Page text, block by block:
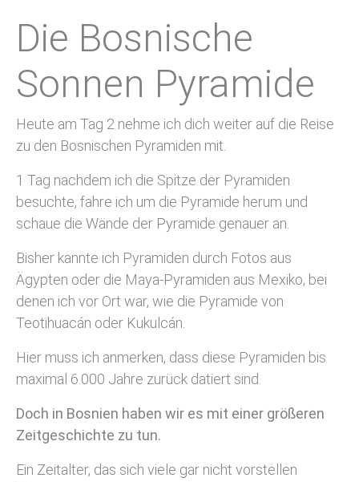
Die Bosnische
Sonnen Pyramide
Heute am Tag 2 nehme ich dich weiter auf die Reise
zu den Bosnischen Pyramiden mit.
1 Tag nachdem ich die Spitze der Pyramiden
besuchte, fahre ich um die Pyramide herum und
schaue die Wände der Pyramide genauer an.
Bisher kannte ich Pyramiden durch Fotos aus
Ägypten oder die Maya-Pyramiden aus Mexiko, bei
denen ich vor Ort war, wie die Pyramide von
Teotihuacán oder Kukulcán.
Hier muss ich anmerken, dass diese Pyramiden bis
maximal 6.000 Jahre zurück datiert sind.
Doch in Bosnien haben wir es mit einer größeren
Zeitgeschichte zu tun.
Ein Zeitalter, das sich viele gar nicht vorstellen